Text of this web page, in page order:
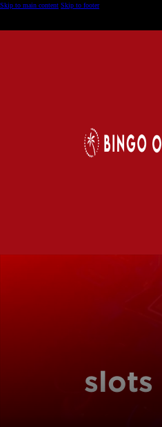
Skip to main content Skip to footer
slots